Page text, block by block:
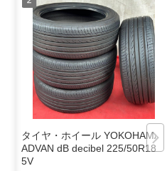
タイヤ・ホイール YOKOHAMA
ADVAN dB decibel 225/50R18 9
5V